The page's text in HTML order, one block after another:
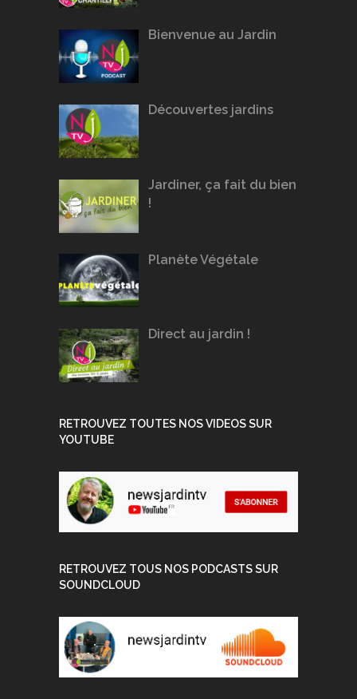
Bienvenue au Jardin
Découvertes jardins
Jardiner, ça fait du bien
!
Planète Végétale
Direct au jardin !
RETROUVEZ TOUTES NOS VIDEOS SUR
YOUTUBE
RETROUVEZ TOUS NOS PODCASTS SUR
SOUNDCLOUD